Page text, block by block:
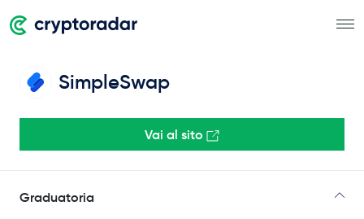
SimpleSwap
Vai al sito
Graduatoria